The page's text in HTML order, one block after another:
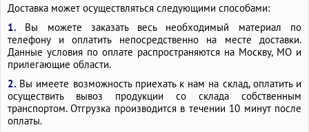
Доставка может осуществляться следующими способами:
1. Вы можете заказать весь необходимый материал по
телефону и оплатить непосредственно на месте доставки.
Данные условия по оплате распространяются на Москву, МО и
прилегающие области.
2. Вы имеете возможность приехать к нам на склад, оплатить и
осуществить вывоз продукции со склада собственным
транспортом. Отгрузка производится в течении 10 минут после
оплаты.